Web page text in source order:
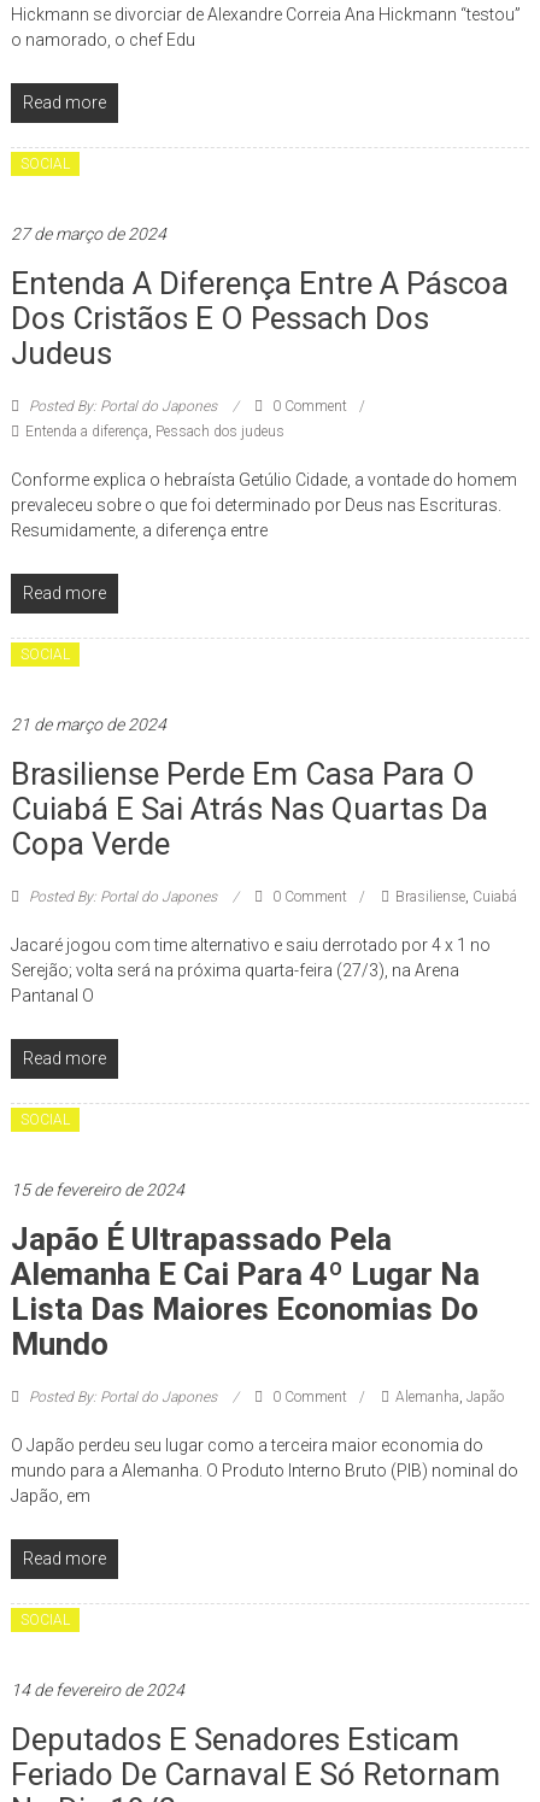
Hickmann se divorciar de Alexandre Correia Ana Hickmann “testou”
o namorado, o chef Edu
Read more
SOCIAL
27 de março de 2024
Entenda A Diferença Entre A Páscoa
Dos Cristãos E O Pessach Dos
Judeus
Posted By: Portal do Japones
0 Comment
Entenda a diferença, Pessach dos judeus
Conforme explica o hebraísta Getúlio Cidade, a vontade do homem
prevaleceu sobre o que foi determinado por Deus nas Escrituras.
Resumidamente, a diferença entre
Read more
SOCIAL
21 de março de 2024
Brasiliense Perde Em Casa Para O
Cuiabá E Sai Atrás Nas Quartas Da
Copa Verde
Posted By: Portal do Japones 0 Comment Brasiliense, Cuiabá
Jacaré jogou com time alternativo e saiu derrotado por 4 x 1 no
Serejão; volta será na próxima quarta-feira (27/3), na Arena
Pantanal O
Read more
SOCIAL
15 de fevereiro de 2024
Japão É Ultrapassado Pela
Alemanha E Cai Para 4º Lugar Na
Lista Das Maiores Economias Do
Mundo
Posted By: Portal do Japones 0 Comment Alemanha, Japão
O Japão perdeu seu lugar como a terceira maior economia do
mundo para a Alemanha. O Produto Interno Bruto (PIB) nominal do
Japão, em
Read more
SOCIAL
14 de fevereiro de 2024
Deputados E Senadores Esticam
Feriado De Carnaval E Só Retornam